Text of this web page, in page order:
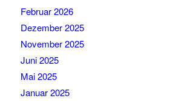
Februar 2026
Dezember 2025
November 2025
Juni 2025
Mai 2025
Januar 2025